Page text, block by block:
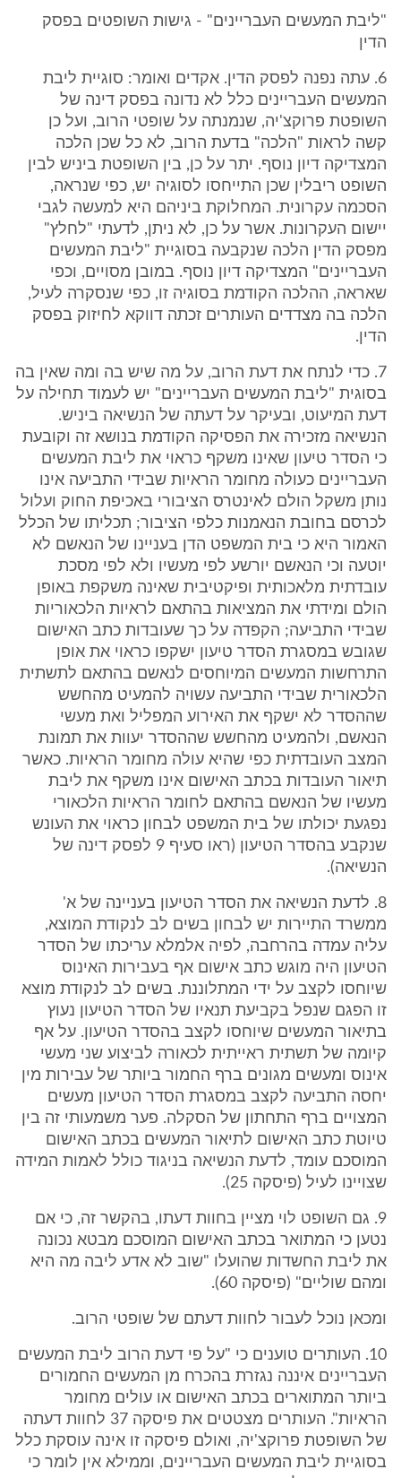
"ליבת המעשים העבריינים" - גישות השופטים בפסק
הדין
6. עתה נפנה לפסק הדין. אקדים ואומר: סוגיית ליבת
המעשים העבריינים כלל לא נדונה בפסק דינה של
השופטת פרוקצ'יה, שנמנתה על שופטי הרוב, ועל כן
קשה לראות "הלכה" בדעת הרוב, לא כל שכן הלכה
המצדיקה דיון נוסף. יתר על כן, בין השופטת ביניש לבין
השופט ריבלין שכן התייחסו לסוגיה יש, כפי שנראה,
הסכמה עקרונית. המחלוקת ביניהם היא למעשה לגבי
יישום העקרונות. אשר על כן, לא ניתן, לדעתי "לחלץ"
מפסק הדין הלכה שנקבעה בסוגיית "ליבת המעשים
העבריינים" המצדיקה דיון נוסף. במובן מסויים, וכפי
שאראה, ההלכה הקודמת בסוגיה זו, כפי שנסקרה לעיל,
הלכה בה מצדדים העותרים זכתה דווקא לחיזוק בפסק
הדין.
7. כדי לנתח את דעת הרוב, על מה שיש בה ומה שאין בה
בסוגית "ליבת המעשים העבריינים" יש לעמוד תחילה על
דעת המיעוט, ובעיקר על דעתה של הנשיאה ביניש.
הנשיאה מזכירה את הפסיקה הקודמת בנושא זה וקובעת
כי הסדר טיעון שאינו משקף כראוי את ליבת המעשים
העבריינים כעולה מחומר הראיות שבידי התביעה אינו
נותן משקל הולם לאינטרס הציבורי באכיפת החוק ועלול
לכרסם בחובת הנאמנות כלפי הציבור; תכליתו של הכלל
האמור היא כי בית המשפט הדן בעניינו של הנאשם לא
יוטעה וכי הנאשם יורשע לפי מעשיו ולא לפי מסכת
עובדתית מלאכותית ופיקטיבית שאינה משקפת באופן
הולם ומידתי את המציאות בהתאם לראיות הלכאוריות
שבידי התביעה; הקפדה על כך שעובדות כתב האישום
שגובש במסגרת הסדר טיעון ישקפו כראוי את אופן
התרחשות המעשים המיוחסים לנאשם בהתאם לתשתית
הלכאורית שבידי התביעה עשויה להמעיט מהחשש
שההסדר לא ישקף את האירוע המפליל ואת מעשי
הנאשם, ולהמעיט מהחשש שההסדר יעוות את תמונת
המצב העובדתית כפי שהיא עולה מחומר הראיות. כאשר
תיאור העובדות בכתב האישום אינו משקף את ליבת
מעשיו של הנאשם בהתאם לחומר הראיות הלכאורי
נפגעת יכולתו של בית המשפט לבחון כראוי את העונש
שנקבע בהסדר הטיעון (ראו סעיף 9 לפסק דינה של
הנשיאה).
8. לדעת הנשיאה את הסדר הטיעון בעניינה של א'
ממשרד התיירות יש לבחון בשים לב לנקודת המוצא,
עליה עמדה בהרחבה, לפיה אלמלא עריכתו של הסדר
הטיעון היה מוגש כתב אישום אף בעבירות האינוס
שיוחסו לקצב על ידי המתלוננת. בשים לב לנקודת מוצא
זו הפגם שנפל בקביעת תנאיו של הסדר הטיעון נעוץ
בתיאור המעשים שיוחסו לקצב בהסדר הטיעון. על אף
קיומה של תשתית ראייתית לכאורה לביצוע שני מעשי
אינוס ומעשים מגונים ברף החמור ביותר של עבירות מין
יחסה התביעה לקצב במסגרת הסדר הטיעון מעשים
המצויים ברף התחתון של הסקלה. פער משמעותי זה בין
טיוטת כתב האישום לתיאור המעשים בכתב האישום
המוסכם עומד, לדעת הנשיאה בניגוד כולל לאמות המידה
שצויינו לעיל (פיסקה 25).
9. גם השופט לוי מציין בחוות דעתו, בהקשר זה, כי אם
נטען כי המתואר בכתב האישום המוסכם מבטא נכונה
את ליבת החשדות שהועלו "שוב לא אדע ליבה מה היא
ומהם שוליים" (פיסקה 60).
ומכאן נוכל לעבור לחוות דעתם של שופטי הרוב.
10. העותרים טוענים כי "על פי דעת הרוב ליבת המעשים
העבריינים איננה נגזרת בהכרח מן המעשים החמורים
ביותר המתוארים בכתב האישום או עולים מחומר
הראיות". העותרים מצטטים את פיסקה 37 לחוות דעתה
של השופטת פרוקצ'יה, ואולם פיסקה זו אינה עוסקת כלל
בסוגיית ליבת המעשים העבריינים, וממילא אין לומר כי